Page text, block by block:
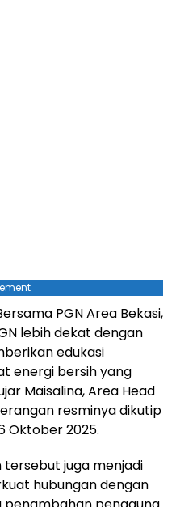
PGN Area Bekasi,
lebih dekat dengan
edukasi
energi bersih yang
Maisalina, Area Head
resminya dikutip
Oktober 2025.
juga menjadi
hubungan dengan